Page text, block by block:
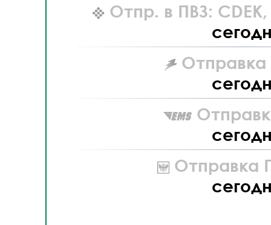
Отпр. в ПВЗ: CDEK,
Отправка
Отправка